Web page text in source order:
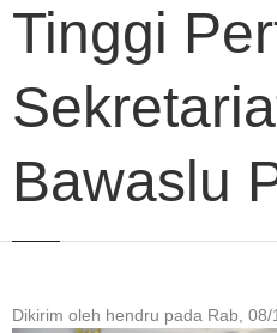
Tinggi
Bawaslu
Dikirim oleh hendru pada Rab,